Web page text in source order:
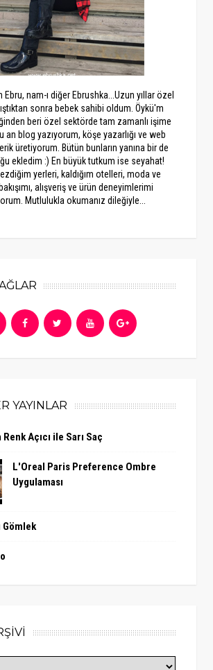
Ebru, nam-ı diğer Ebrushka...Uzun yıllar özel
sonra bebek sahibi oldum. Öykü'm
beri özel sektörde tam zamanlı işime
an blog yazıyorum, köşe yazarlığı ve web
üretiyorum. Bütün bunların yanına bir de
ekledim :) En büyük tutkum ise seyahat!
yerleri, kaldığım otelleri, moda ve
alışveriş ve ürün deneyimlerimi
Mutlulukla okumanız dileğiyle...
YAYINLAR
Açıcı ile Sarı Saç
L'Oreal Paris Preference Ombre
Uygulaması
Gömlek